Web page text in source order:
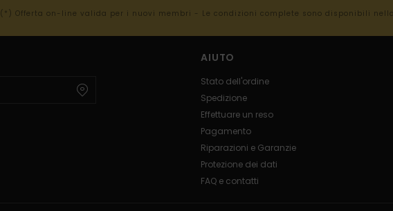
(*) Offerta on-line valida per i nuovi membri - Le condizioni complete sono disponibili
AIUTO
Stato dell'ordine
Spedizione
Effettuare un reso
Pagamento
Riparazioni e Garanzie
Protezione dei dati
FAQ e contatti